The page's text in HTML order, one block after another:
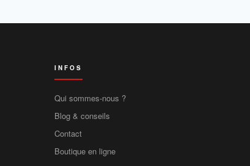
INFOS
Qui sommes-nous ?
Blog & conseils
Contact
Boutique en ligne